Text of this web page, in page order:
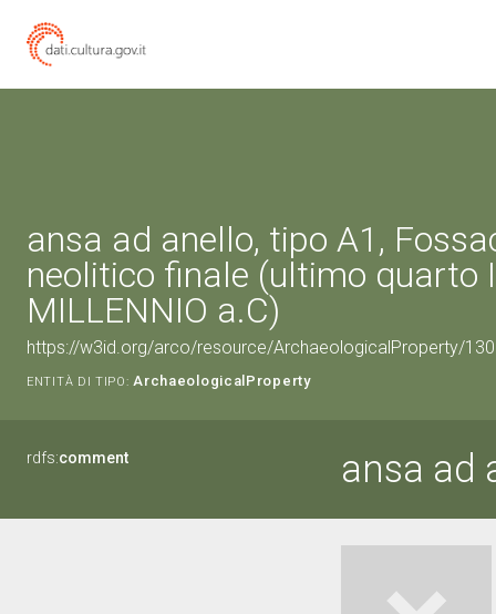
ansa ad anello, tipo A1,
neolitico finale (ultimo quarto
MILLENNIO a.C)
https://w3id.org/arco/resource/ArchaeologicalProperty/
ENTITÀ DI TIPO: ArchaeologicalProperty
rdfs:comment ansa ad